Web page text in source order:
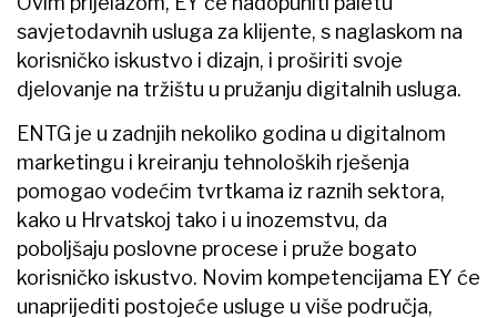
savjetodavnih usluga za klijente, s naglaskom na
korisničko iskustvo i dizajn, i proširiti svoje
djelovanje na tržištu u pružanju digitalnih usluga.
ENTG je u zadnjih nekoliko godina u digitalnom
marketingu i kreiranju tehnoloških rješenja
pomogao vodećim tvrtkama iz raznih sektora,
kako u Hrvatskoj tako i u inozemstvu, da
poboljšaju poslovne procese i pruže bogato
korisničko iskustvo. Novim kompetencijama EY će
unaprijediti postojeće usluge u više područja,